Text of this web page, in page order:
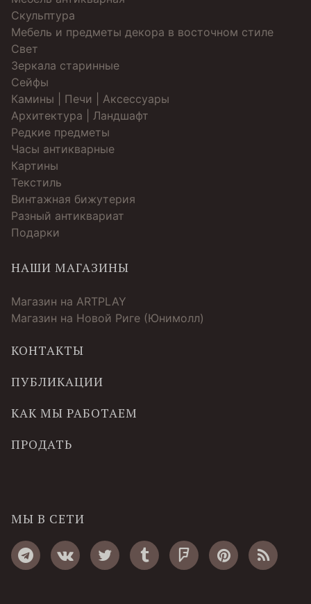
Скульптура
Мебель и предметы декора в восточном стиле
Свет
Зеркала старинные
Cейфы
Камины | Печи | Аксессуары
Архитектура | Ландшафт
Редкие предметы
Часы антикварные
Картины
Текстиль
Винтажная бижутерия
Разный антиквариат
Подарки
НАШИ МАГАЗИНЫ
Магазин на ARTPLAY
Магазин на Новой Риге (Юнимолл)
КОНТАКТЫ
ПУБЛИКАЦИИ
КАК МЫ РАБОТАЕМ
ПРОДАТЬ
МЫ В СЕТИ